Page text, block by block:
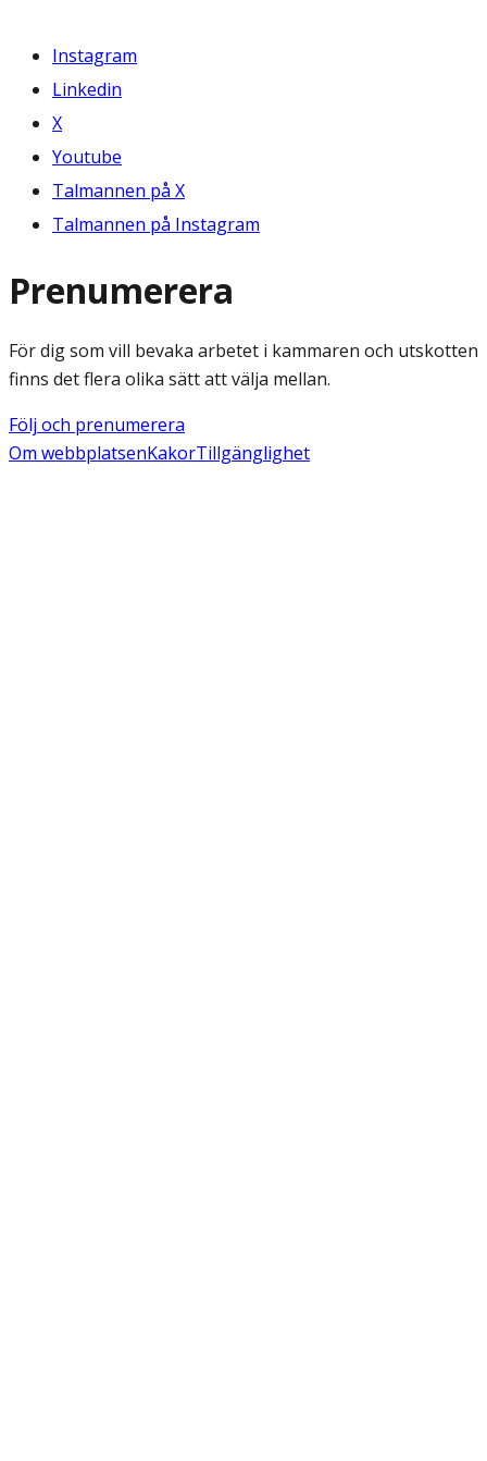
Instagram
Linkedin
X
Youtube
Talmannen på X
Talmannen på Instagram
Prenumerera
För dig som vill bevaka arbetet i kammaren och utskotten
finns det flera olika sätt att välja mellan.
Följ och prenumerera
Om webbplatsenKakorTillgänglighet